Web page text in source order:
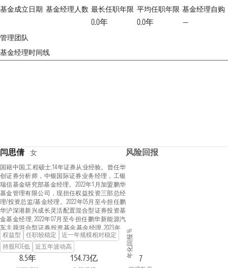
基金成立日期 基金经理人数 最长任职年限
0.0年
平均任职年限
0.0年
基金经理自购
—
管理团队
基金经理时间线
闫思倩 女
国籍中国,工程硕士,14年证券从业经验。曾任华
创证券分析师，中银国际证券业务经理，工银
瑞信基金研究部基金经理。2022年1月加盟鹏华
基金管理有限公司，现担任权益投资三部总经
理/投资总监/基金经理。2022年05月至今担任鹏
华沪深港新兴成长灵活配置混合型证券投资基
金基金经理, 2022年07月至今担任鹏华新能源汽
车主题混合型证券投资基金基金经理, 2023年03
月至今担任鹏华创新未来混合型证券投资基金
（LOF）基金经理, 2023年05月至今担任鹏华碳中
和主题混合型证券投资基金基金经理, 2024年08
月至今担任鹏华科技驱动混合型发起式证券投
权益型 任职较稳定
近一年规模相对稳定
持股ROE低
近五年波动高
8.5年 154.73亿 7
风险回报
年化回报 %